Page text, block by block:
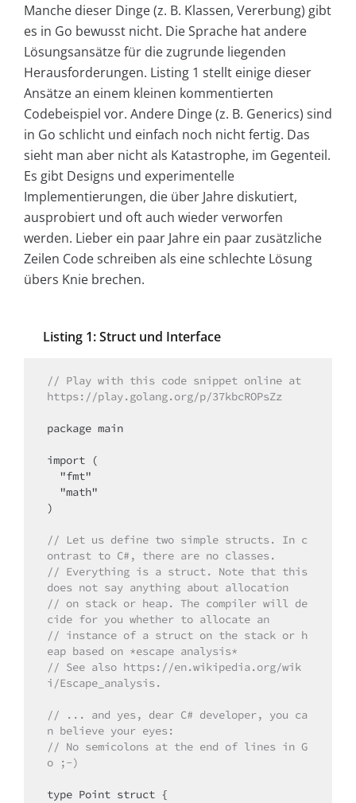
Manche dieser Dinge (z. B. Klassen, Vererbung) gibt
es in Go bewusst nicht. Die Sprache hat andere
Lösungsansätze für die zugrunde liegenden
Herausforderungen. Listing 1 stellt einige dieser
Ansätze an einem kleinen kommentierten
Codebeispiel vor. Andere Dinge (z. B. Generics) sind
in Go schlicht und einfach noch nicht fertig. Das
sieht man aber nicht als Katastrophe, im Gegenteil.
Es gibt Designs und experimentelle
Implementierungen, die über Jahre diskutiert,
ausprobiert und oft auch wieder verworfen
werden. Lieber ein paar Jahre ein paar zusätzliche
Zeilen Code schreiben als eine schlechte Lösung
übers Knie brechen.
Listing 1: Struct und Interface
// Play with this code snippet online at
https://play.golang.org/p/37kbcROPsZz
package main
import (
)
// Let us define two simple structs. In c
ontrast to C#, there are no classes.
// Everything is a struct. Note that this
does not say anything about allocation
// on stack or heap. The compiler will de
cide for you whether to allocate an
// instance of a struct on the stack or h
eap based on *escape analysis*
// See also https://en.wikipedia.org/wik
i/Escape_analysis.
// ... and yes, dear C# developer, you ca
n believe your eyes:
// No semicolons at the end of lines in G
o ;-)
type Point struct {